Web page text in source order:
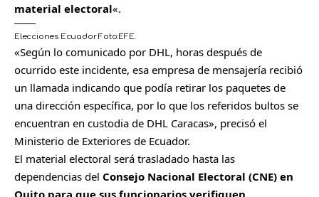
material electoral«.
Elecciones EcuadorFoto:EFE.
«Según lo comunicado por DHL, horas después de
ocurrido este incidente, esa empresa de mensajería recibió
un llamada indicando que podía retirar los paquetes de
una dirección específica, por lo que los referidos bultos se
encuentran en custodia de DHL Caracas», precisó el
Ministerio de Exteriores de Ecuador.
El material electoral será trasladado hasta las
dependencias del Consejo Nacional Electoral (CNE) en
Quito para que sus funcionarios verifiquen